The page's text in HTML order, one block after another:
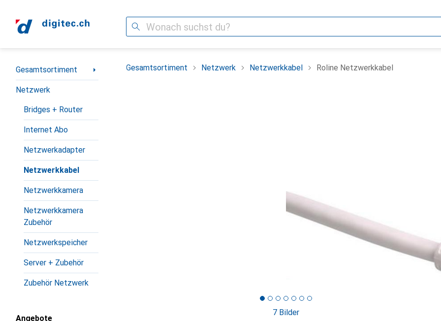
Suche
Navigation nach Kategorien
Gesamtsortiment
Netzwerk
Bridges + Router
Internet Abo
Netzwerkadapter
Netzwerkkabel
Netzwerkkamera
Netzwerkkamera
Zubehör
Netzwerkspeicher
Server + Zubehör
Zubehör Netzwerk
Angebote
Gesamtsortiment Netzwerk Netzwerkkabel Roline Netzwerkkabel
7 Bilder